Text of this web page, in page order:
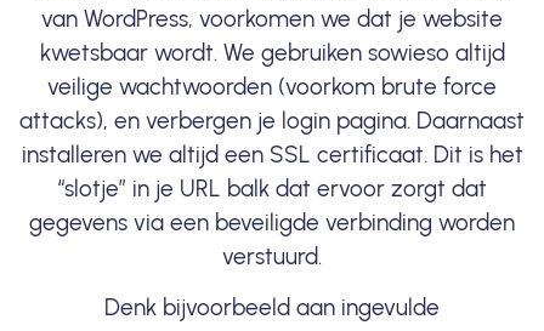
van WordPress, voorkomen we dat je website
kwetsbaar wordt. We gebruiken sowieso altijd
veilige wachtwoorden (voorkom brute force
attacks), en verbergen je login pagina. Daarnaast
installeren we altijd een SSL certificaat. Dit is het
“slotje” in je URL balk dat ervoor zorgt dat
gegevens via een beveiligde verbinding worden
verstuurd.
Denk bijvoorbeeld aan ingevulde